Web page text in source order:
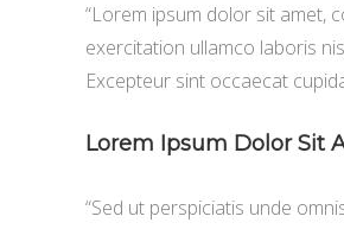
“Lorem ipsum dolor sit amet,
exercitation ullamco laboris
Excepteur sint occaecat
Lorem Ipsum Dolor Sit
“Sed ut perspiciatis unde